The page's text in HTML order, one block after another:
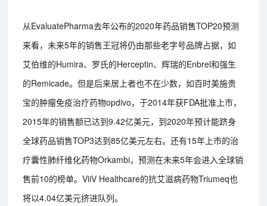
从EvaluatePharma去年公布的2020年药品销售TOP20预测
来看，未来5年的销售王冠将仍由那些老字号品牌占据，如
艾伯维的Humira、罗氏的Herceptin、辉瑞的Enbrel和强生
的Remicade。但是后来居上者也不在少数，如百时美施贵
宝的肿瘤免疫治疗药物opdivo，于2014年获FDA批准上市，
2015年的销售额已达到9.42亿美元，到2020年预计能跻身
全球药品销售TOP3达到85亿美元左右。还有15年上市的治
疗囊性肺纤维化药物Orkambi，预测在未来5年会进入全球销
售前10的榜单。ViiV Healthcare的抗艾滋病药物Triumeq也
将以4.04亿美元挤进队列。